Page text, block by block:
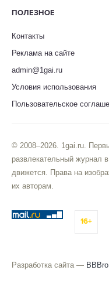
ПОЛЕЗНОЕ
Контакты
Реклама на сайте
admin@1gai.ru
Условия использования
Пользовательское
© 2008–2026. 1gai.ru.
развлекательный журнал
движется. Права на
их авторам.
16+
Разработка сайта —